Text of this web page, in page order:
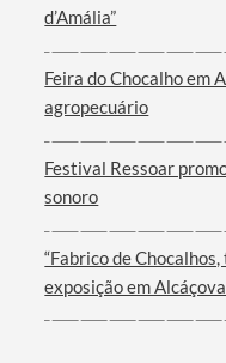
d’Amália”
Feira do Chocalho em
agropecuário
Festival Ressoar
sonoro
“Fabrico de
exposição em